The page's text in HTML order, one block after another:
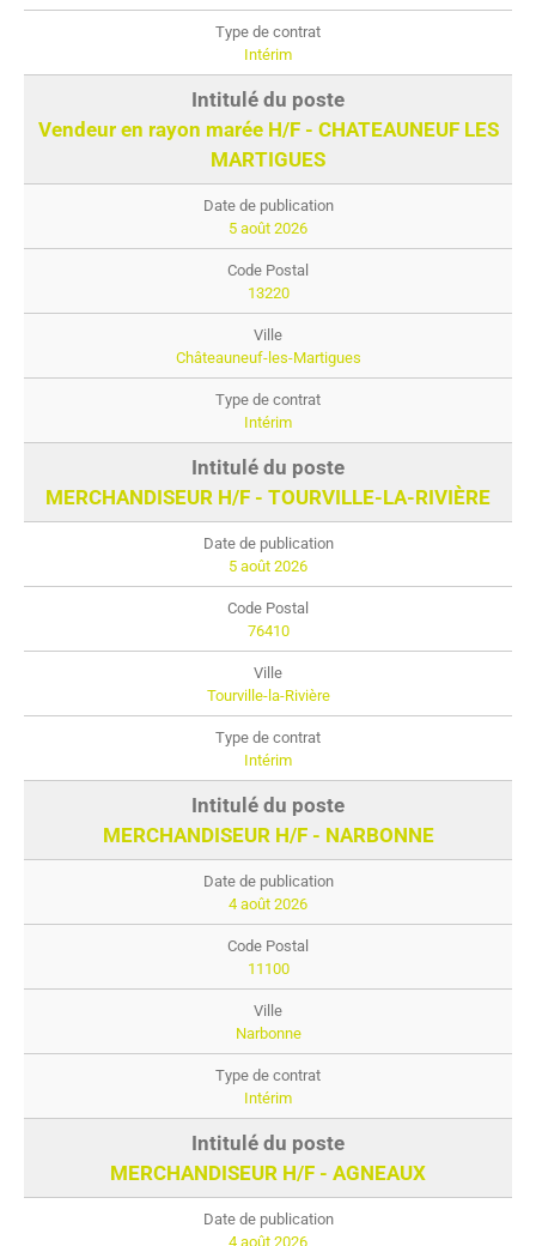
Intérim
Vendeur en rayon marée H/F - CHATEAUNEUF LES
MARTIGUES
5 août 2026
13220
Châteauneuf-les-Martigues
Intérim
MERCHANDISEUR H/F - TOURVILLE-LA-RIVIÈRE
5 août 2026
76410
Tourville-la-Rivière
Intérim
MERCHANDISEUR H/F - NARBONNE
4 août 2026
11100
Narbonne
Intérim
MERCHANDISEUR H/F - AGNEAUX
4 août 2026